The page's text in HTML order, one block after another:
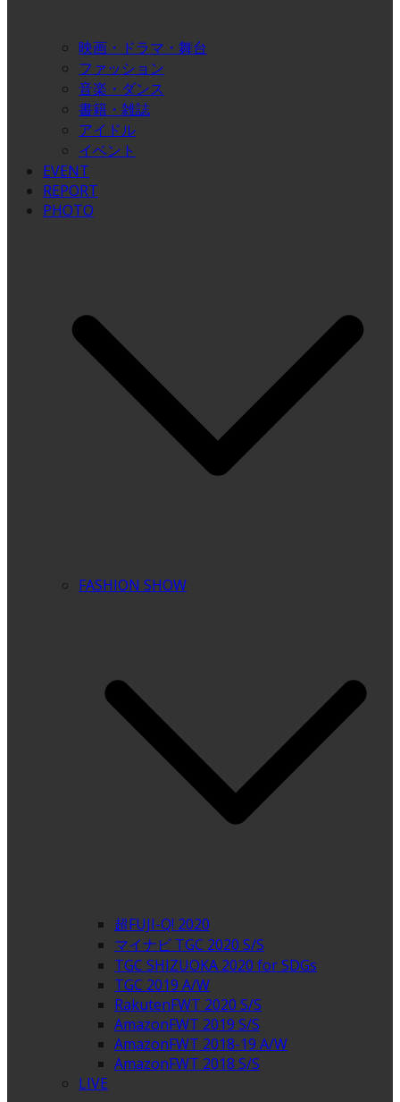
映画・ドラマ・舞台
ファッション
音楽・ダンス
書籍・雑誌
アイドル
イベント
EVENT
REPORT
PHOTO
FASHION SHOW
超FUJI-Q! 2020
マイナビ TGC 2020 S/S
TGC SHIZUOKA 2020 for SDGs
TGC 2019 A/W
RakutenFWT 2020 S/S
AmazonFWT 2019 S/S
AmazonFWT 2018-19 A/W
AmazonFWT 2018 S/S
LIVE